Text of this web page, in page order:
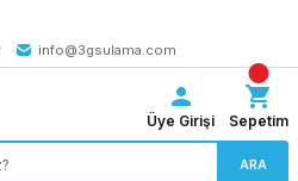
info@3gsulama.com
ARA
Üye Girişi Sepetim